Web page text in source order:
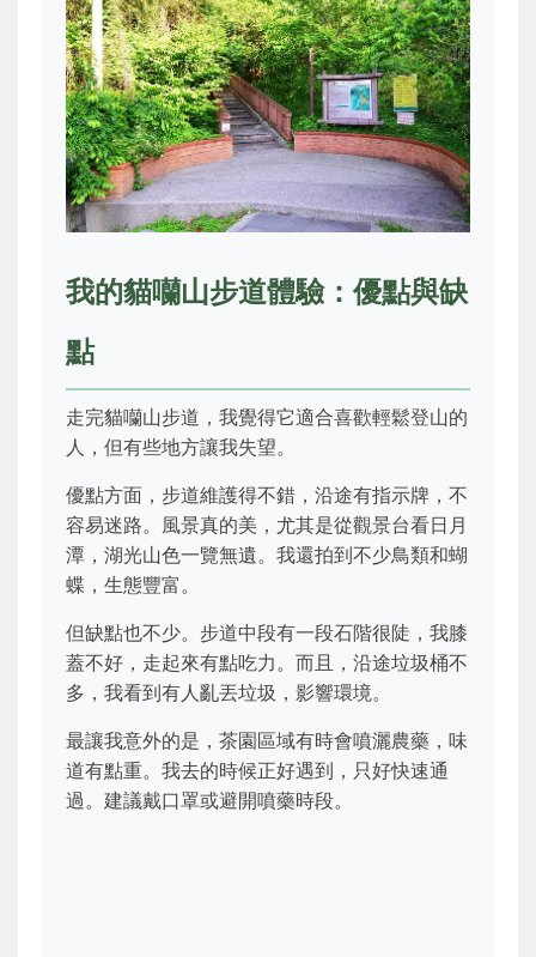
我的貓囒山步道體驗：優點與缺
點
走完貓囒山步道，我覺得它適合喜歡輕鬆登山的
人，但有些地方讓我失望。
優點方面，步道維護得不錯，沿途有指示牌，不
容易迷路。風景真的美，尤其是從觀景台看日月
潭，湖光山色一覽無遺。我還拍到不少鳥類和蝴
蝶，生態豐富。
但缺點也不少。步道中段有一段石階很陡，我膝
蓋不好，走起來有點吃力。而且，沿途垃圾桶不
多，我看到有人亂丟垃圾，影響環境。
最讓我意外的是，茶園區域有時會噴灑農藥，味
道有點重。我去的時候正好遇到，只好快速通
過。建議戴口罩或避開噴藥時段。